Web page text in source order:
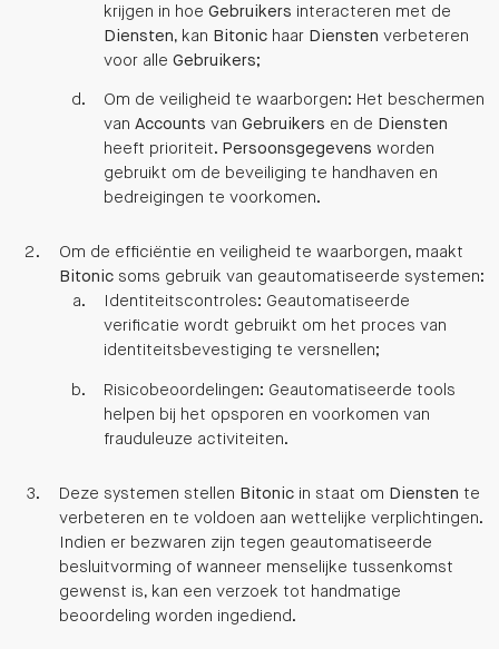
krijgen in hoe Gebruikers interacteren met de
Diensten, kan Bitonic haar Diensten verbeteren
voor alle Gebruikers;
Om de veiligheid te waarborgen: Het beschermen
van Accounts van Gebruikers en de Diensten
heeft prioriteit. Persoonsgegevens worden
gebruikt om de beveiliging te handhaven en
bedreigingen te voorkomen.
Om de efficiëntie en veiligheid te waarborgen, maakt
Bitonicsoms gebruik van geautomatiseerde systemen:
Identiteitscontroles: Geautomatiseerde
verificatie wordt gebruikt om het proces van
identiteitsbevestiging te versnellen;
Risicobeoordelingen: Geautomatiseerde tools
helpen bij het opsporen en voorkomen van
frauduleuze activiteiten.
Deze systemen stellen Bitonicin staat om Diensten te
verbeteren en te voldoen aan wettelijke verplichtingen.
Indien er bezwaren zijn tegen geautomatiseerde
besluitvorming of wanneer menselijke tussenkomst
gewenst is, kan een verzoek tot handmatige
beoordeling worden ingediend.